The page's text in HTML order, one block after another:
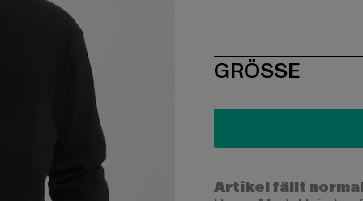
SIZE
GRÖSSE
Artikel fällt